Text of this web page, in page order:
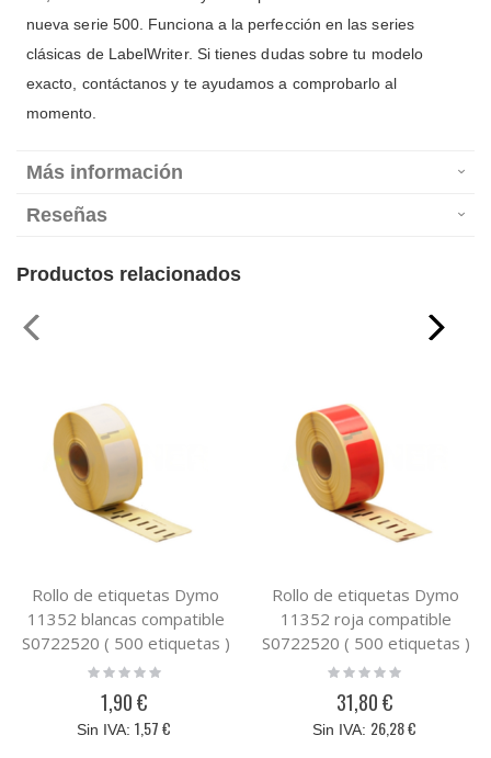
nueva serie 500. Funciona a la perfección en las series
clásicas de LabelWriter. Si tienes dudas sobre tu modelo
exacto, contáctanos y te ayudamos a comprobarlo al
momento.
Más información
Reseñas
Productos relacionados
Rollo de etiquetas Dymo
11352 blancas compatible
S0722520 ( 500 etiquetas )
Rating:
1,90 €
1,57 €
Rollo de etiquetas Dymo
11352 roja compatible
S0722520 ( 500 etiquetas )
Rating:
31,80 €
26,28 €